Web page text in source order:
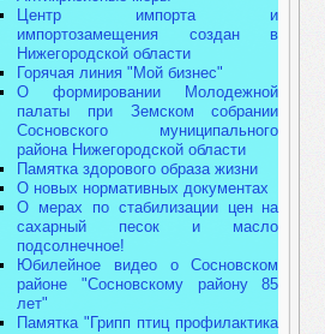
Центр импорта и
импортозамещения создан в
Нижегородской области
Горячая линия "Мой бизнес"
О формировании Молодежной
палаты при Земском собрании
Сосновского муниципального
района Нижегородской области
Памятка здорового образа жизни
О новых нормативных документах
О мерах по стабилизации цен на
сахарный песок и масло
подсолнечное!
Юбилейное видео о Сосновском
районе "Сосновскому району 85
лет"
Памятка "Грипп птиц профилактика